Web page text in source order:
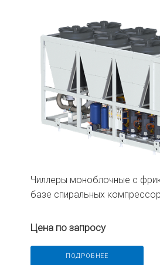
Чиллеры моноблочные с
базе спиральных
Цена по запросу
ПОДРОБНЕЕ